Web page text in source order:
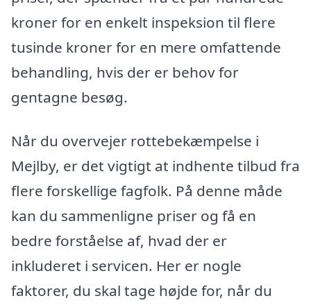
kroner for en enkelt inspeksion til flere
tusinde kroner for en mere omfattende
behandling, hvis der er behov for
gentagne besøg.
Når du overvejer rottebekæmpelse i
Mejlby, er det vigtigt at indhente tilbud fra
flere forskellige fagfolk. På denne måde
kan du sammenligne priser og få en
bedre forståelse af, hvad der er
inkluderet i servicen. Her er nogle
faktorer, du skal tage højde for, når du